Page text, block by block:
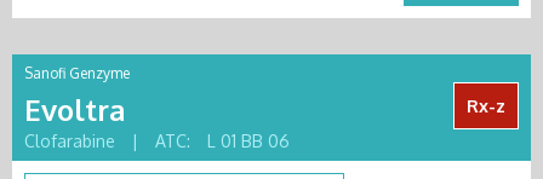
Sanofi Genzyme
Evoltra
Rx-z
Clofarabine
| ATC: L 01 BB 06